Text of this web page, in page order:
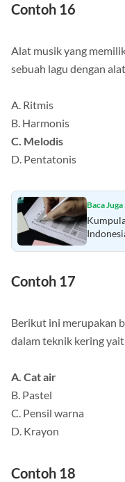
Contoh 16
Alat musik yang
sebuah lagu dengan
A. Ritmis
B. Harmonis
C. Melodis
D. Pentatonis
Baca Juga
Contoh 17
Berikut ini merupakan
dalam teknik kering
A. Cat air
B. Pastel
C. Pensil warna
D. Krayon
Contoh 18